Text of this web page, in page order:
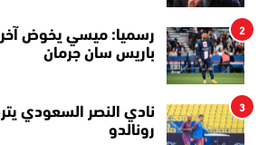
2
رسميا: ميسي يخوض آخر
باريس سان جرمان
3
نادي النصر السعودي
رونالدو